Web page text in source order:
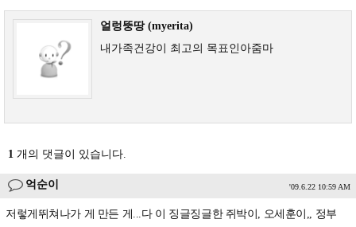
얼렁뚱땅 (myerita)
내가족건강이 최고의 목표인아줌마
1 개의 댓글이 있습니다.
억순이 '09.6.22 10:59 AM
저렇게뛰쳐나가 게 만든 게...다 이 징글징글한 쥐박이, 오세훈이,, 정부